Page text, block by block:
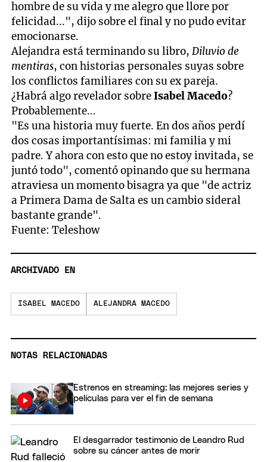
hombre de su vida y me alegro que llore por
felicidad...", dijo sobre el final y no pudo evitar
emocionarse.
Alejandra está terminando su libro,Diluvio de
mentiras, con historias personales suyas sobre
los conflictos familiares con su ex pareja.
¿Habrá algo revelador sobreIsabel Macedo?
Probablemente...
"Es una historia muy fuerte. En dos años perdí
dos cosas importantísimas: mi familia y mi
padre. Y ahora con esto que no estoy invitada, se
juntó todo", comentó opinando que su hermana
atraviesa un momento bisagra ya que "de actriz
a Primera Dama de Salta es un cambio sideral
bastante grande".
Fuente: Teleshow
ARCHIVADO EN
ISABEL MACEDO ALEJANDRA MACEDO
NOTAS RELACIONADAS
Estrenos en streaming: las mejores series y
películas para ver el fin de semana
El desgarrador testimonio de Leandro Rud
sobre su cáncer antes de morir